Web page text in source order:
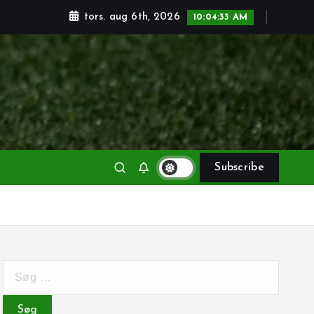
tors. aug 6th, 2026 10:04:34 AM
Subscribe